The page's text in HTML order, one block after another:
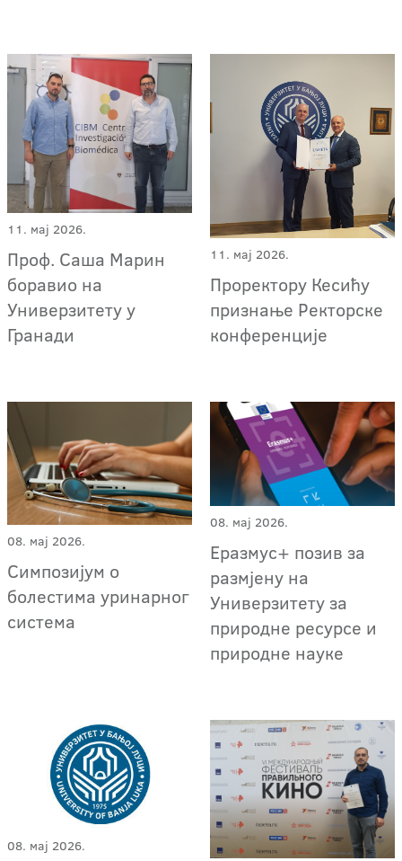
11. мај 2026.
Проф. Саша Марин
боравио на
Универзитету у
Гранади
11. мај 2026.
Проректору Кесићу
признање Ректорске
конференције
08. мај 2026.
Симпозијум о
болестима уринарног
система
08. мај 2026.
Еразмус+ позив за
размјену на
Универзитету за
природне ресурсе и
природне науке
08. мај 2026.